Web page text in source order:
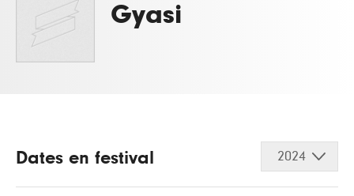
Gyasi
Dates en festival 2024